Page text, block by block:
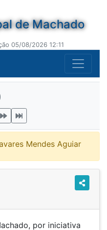
de Machado
05/08/2026 12:11
Mendes Aguiar
por iniciativa